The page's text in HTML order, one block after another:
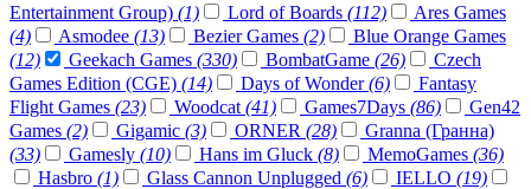
Entertainment Group) (1) Lord of Boards (112)
Ares Games
(4)
Asmodee (13) Bezier Games (2)
Blue Orange Games
(12)
Geekach Games (330) BombatGame (26)
Czech
Games Edition (CGE) (14) Days of Wonder(6)
Fantasy
Flight Games (23) Woodcat (41) Games7Days (86)
Gen42
Games (2) Gigamic (3) ORNER (28)
Granna (Гранна)
(33)
Gamesly (10) Hans im Gluck (8) MemoGames (36)
Hasbro (1) Glass Cannon Unplugged (6) IELLO (19)